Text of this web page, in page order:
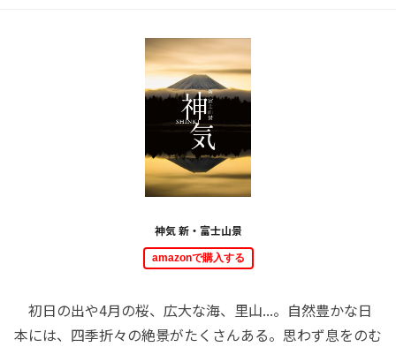
神気 新・富士山景
amazonで購入する
初日の出や4月の桜、広大な海、里山...。自然豊かな日
本には、四季折々の絶景がたくさんある。思わず息をのむ